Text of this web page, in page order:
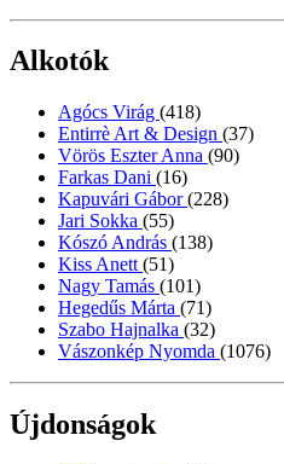
Alkotók
Agócs Virág (418)
Entirrè Art & Design (37)
Vörös Eszter Anna (90)
Farkas Dani (16)
Kapuvári Gábor(228)
Jari Sokka (55)
Kószó András (138)
Kiss Anett (51)
Nagy Tamás (101)
Hegedűs Márta (71)
Szabo Hajnalka (32)
Vászonkép Nyomda (1076)
Újdonságok